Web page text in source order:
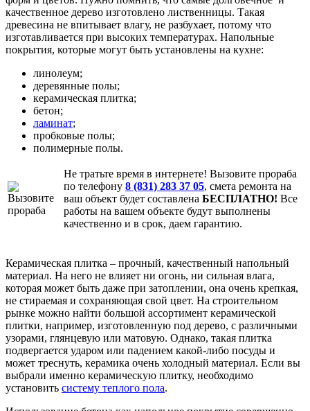
качественное дерево изготовлено лиственницы. Такая
древесина не впитывает влагу, не разбухает, потому что
изготавливается при высоких температурах. Напольные
покрытия, которые могут быть установлены на кухне:
линолеум;
деревянные полы;
керамическая плитка;
бетон;
ламинат;
пробковые полы;
полимерные полы.
Не тратьте время в интернете! Вызовите прораба
по телефону 8 (831) 283 37 05, смета ремонта на
ваш объект будет составлена БЕСПЛАТНО! Все
работы на вашем объекте будут выполнены
качественно и в срок, даем гарантию.
Керамическая плитка – прочный, качественный напольный
материал. На него не влияет ни огонь, ни сильная влага,
которая может быть даже при затоплении, она очень крепкая,
не стираемая и сохраняющая свой цвет. На строительном
рынке можно найти большой ассортимент керамической
плитки, например, изготовленную под дерево, с различными
узорами, глянцевую или матовую. Однако, такая плитка
подвергается ударом или падением какой-либо посуды и
может треснуть, керамика очень холодный материал. Если вы
выбрали именно керамическую плитку, необходимо
установить систему теплого пола.